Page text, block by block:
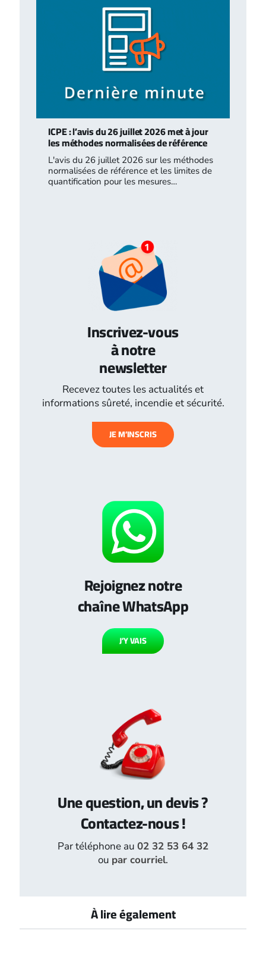
ICPE : l’avis du 26 juillet 2026 met à jour
les méthodes normalisées de référence
L'avis du 26 juillet 2026 sur les méthodes
normalisées de référence et les limites de
quantification pour les mesures…
Inscrivez-vous
à notre
newsletter
Recevez toutes les actualités et
informations sûreté, incendie et sécurité.
JE M’INSCRIS
Rejoignez notre
chaîne WhatsApp
J’Y VAIS
Une question, un devis ?
Contactez-nous !
Par téléphone au 02 32 53 64 32
ou par courriel.
À lire également